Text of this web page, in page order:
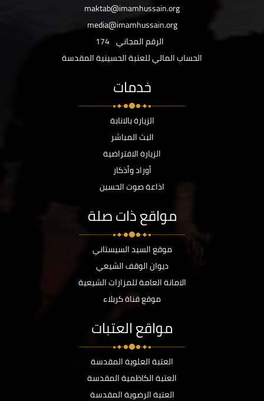
maktab@imamhussain.org
media@imamhussain.org
الرقم المجاني 174
الحساب المالي للعتبة الحسينية المقدسة
خدمات
الزيارة بالانابة
البث المباشر
الزيارة الافتراضية
أوراد وأذكار
اذاعة صوت الحسين
مواقع ذات صلة
موقع السيد السيستاني
ديوان الوقف الشيعي
الامانة العامة للمزارات الشيعية
موقع قناة كربلاء
مواقع العتبات
العتبة العلوية المقدسة
العتبة الكاظمية المقدسة
العتبة الرضوية المقدسة